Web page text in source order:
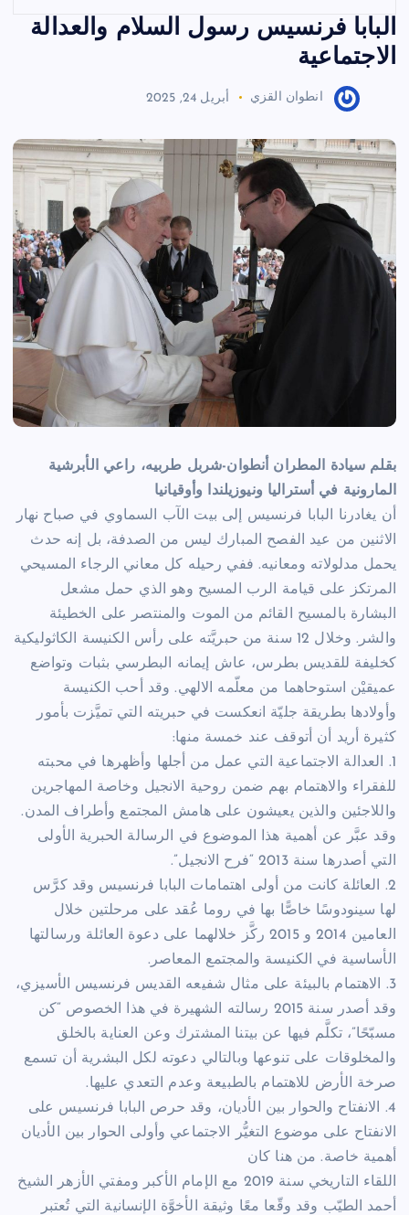
البابا فرنسيس رسول السلام والعدالة
الاجتماعية
انطوان القزي أبريل 24, 2025
بقلم سيادة المطران أنطوان-شربل طربيه، راعي الأبرشية
المارونية في أستراليا ونيوزيلندا وأوقيانيا
أن يغادرنا البابا فرنسيس إلى بيت الآب السماوي في صباح نهار
الاثنين من عيد الفصح المبارك ليس من الصدفة، بل إنه حدث
يحمل مدلولاته ومعانيه. ففي رحيله كل معاني الرجاء المسيحي
المرتكز على قيامة الرب المسيح وهو الذي حمل مشعل
البشارة بالمسيح القائم من الموت والمنتصر على الخطيئة
والشر. وخلال 12 سنة من حبريَّته على رأس الكنيسة الكاثوليكية
كخليفة للقديس بطرس، عاش إيمانه البطرسي بثبات وتواضع
عميقيْن استوحاهما من معلّمه الالهي. وقد أحب الكنيسة
وأولادها بطريقة جليّة انعكست في حبريته التي تميَّزت بأمور
كثيرة أريد أن أتوقف عند خمسة منها:
1. العدالة الاجتماعية التي عمل من أجلها وأظهرها في محبته
للفقراء والاهتمام بهم ضمن روحية الانجيل وخاصة المهاجرين
واللاجئين والذين يعيشون على هامش المجتمع وأطراف المدن.
وقد عبَّر عن أهمية هذا الموضوع في الرسالة الحبرية الأولى
التي أصدرها سنة 2013 “فرح الانجيل”.
2. العائلة كانت من أولى اهتمامات البابا فرنسيس وقد كرَّس
لها سينودوسًا خاصًّا بها في روما عُقد على مرحلتين خلال
العامين 2014 و 2015 ركَّز خلالهما على دعوة العائلة ورسالتها
الأساسية في الكنيسة والمجتمع المعاصر.
3. الاهتمام بالبيئة على مثال شفيعه القديس فرنسيس الأسيزي،
وقد أصدر سنة 2015 رسالته الشهيرة في هذا الخصوص “كن
مسبّحًا”، تكلَّم فيها عن بيتنا المشترك وعن العناية بالخلق
والمخلوقات على تنوعها وبالتالي دعوته لكل البشرية أن تسمع
صرخة الأرض للاهتمام بالطبيعة وعدم التعدي عليها.
4. الانفتاح والحوار بين الأديان، وقد حرص البابا فرنسيس على
الانفتاح على موضوع التغيُّر الاجتماعي وأولى الحوار بين الأديان
أهمية خاصة. من هنا كان
اللقاء التاريخي سنة 2019 مع الإمام الأكبر ومفتي الأزهر الشيخ
أحمد الطيّب وقد وقّعا معًا وثيقة الأخوَّة الإنسانية التي تُعتبر